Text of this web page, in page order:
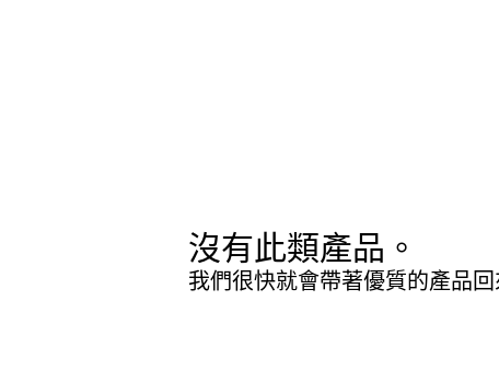
沒有此類產品。
我們很快就會帶著優質的產品